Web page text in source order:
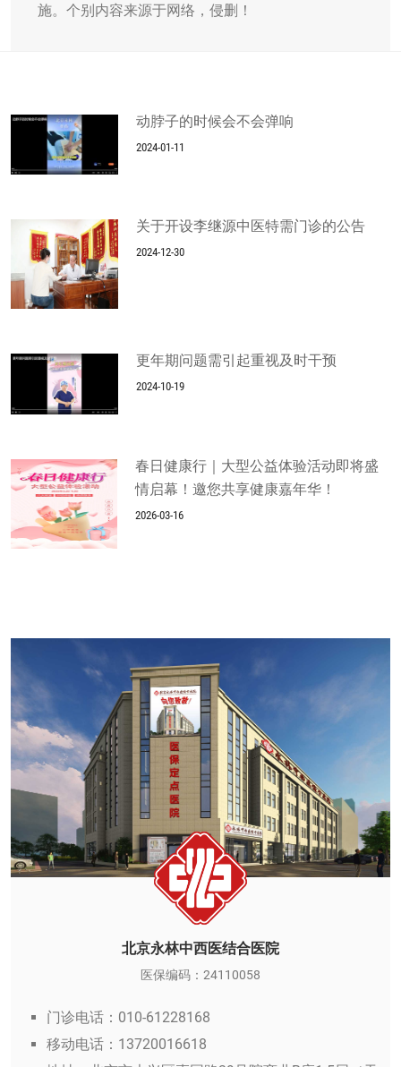
施。个别内容来源于网络，侵删！
动脖子的时候会不会弹响
2024-01-11
关于开设李继源中医特需门诊的公告
2024-12-30
更年期问题需引起重视及时干预
2024-10-19
春日健康行｜大型公益体验活动即将盛
情启幕！邀您共享健康嘉年华！
2026-03-16
北京永林中西医结合医院
医保编码：24110058
门诊电话：010-61228168
移动电话：13720016618